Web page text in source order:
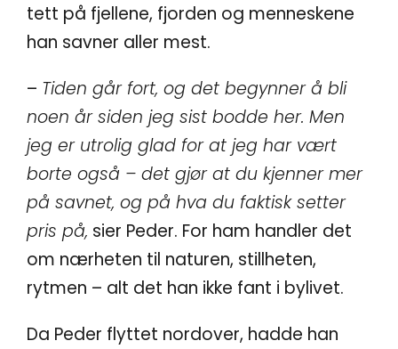
tett på fjellene, fjorden og menneskene
han savner aller mest.
– Tiden går fort, og det begynner å bli
noen år siden jeg sist bodde her. Men
jeg er utrolig glad for at jeg har vært
borte også – det gjør at du kjenner mer
på savnet, og på hva du faktisk setter
pris på, sier Peder. For ham handler det
om nærheten til naturen, stillheten,
rytmen – alt det han ikke fant i bylivet.
Da Peder flyttet nordover, hadde han